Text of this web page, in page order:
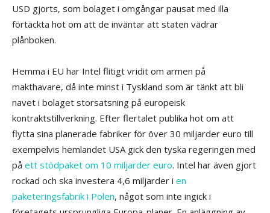
USD gjorts, som bolaget i omgångar pausat med illa
förtäckta hot om att de inväntar att staten vädrar
plånboken.
Hemma i EU har Intel flitigt vridit om armen på
makthavare, då inte minst i Tyskland som är tänkt att bli
navet i bolaget storsatsning på europeisk
kontraktstillverkning. Efter flertalet publika hot om att
flytta sina planerade fabriker för över 30 miljarder euro till
exempelvis hemlandet USA gick den tyska regeringen med
på ett stödpaket om 10 miljarder euro. Intel har även gjort
rockad och ska investera 4,6 miljarder i en
paketeringsfabrik i Polen, något som inte ingick i